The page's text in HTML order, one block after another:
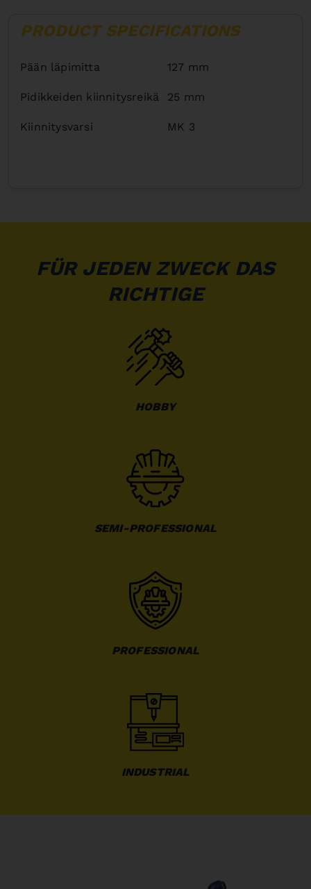
PRODUCT SPECIFICATIONS
Pään läpimitta 127 mm
Pidikkeiden kiinnitysreikä 25 mm
Kiinnitysvarsi MK 3
FÜR JEDEN ZWECK DAS
RICHTIGE
HOBBY
SEMI-PROFESSIONAL
PROFESSIONAL
INDUSTRIAL